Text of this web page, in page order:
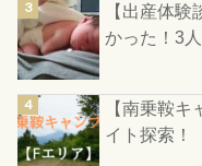
【出産体
かった！3
【南乗鞍
イト探索！